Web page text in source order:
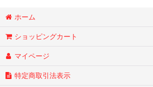
ホーム
ショッピングカート
マイページ
特定商取引法表示